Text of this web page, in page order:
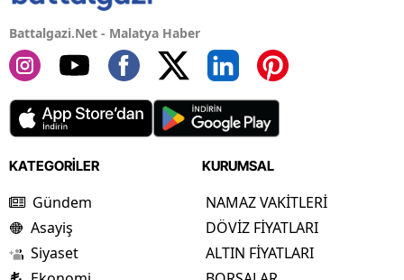
Battalgazi.Net - Malatya Haber
KATEGORİLER
Gündem
Asayiş
Siyaset
KURUMSAL
NAMAZ VAKİTLERİ
DÖVİZ FİYATLARI
ALTIN FİYATLARI